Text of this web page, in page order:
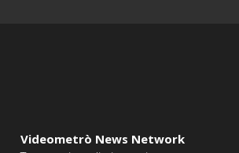
Videometrò News Network